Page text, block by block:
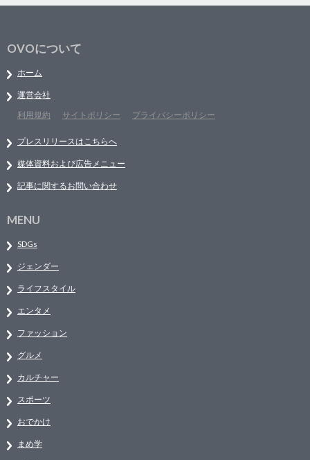
OVOについて
ホーム
運営会社
利用規約
サイトポリシー プライバシーポリシー
プレスリリースはこちらへ
媒体資料および広告メニュー
記事に関するお問い合わせ
MENU
SDGs
ジェンダー
ライフスタイル
エンタメ
ファッション
グルメ
カルチャー
スポーツ
おでかけ
まめ学